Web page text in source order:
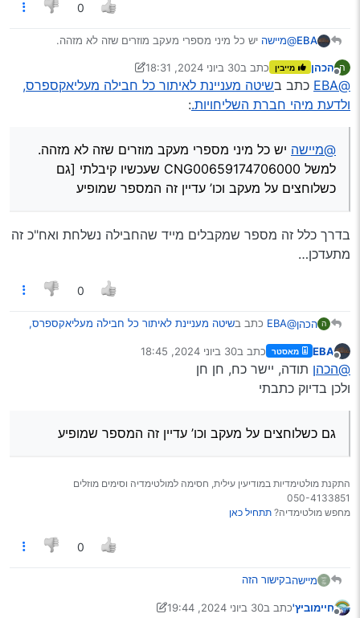
0
EBA@מיישה יש כל מיני מספרי מעקב מוזרים שזה לא מזהה.
על מעקב וכו’ עדיין זה המספר שמופיע
ה
מנותק
הכהן מייבין כתב ב30 ביוני 2024, 18:31
נערך לאחרונה על ידי הכהן
@EBA כתב בשיטה מעניינת לאיתור כל חבילה מעליאקספרס,
ולדעת מיהי חברת השליחויות.:
@מיישה יש כל מיני מספרי מעקב מוזרים שזה לא מזהה.
למשל CNG00659174706000 שעכשיו קיבלתי [גם
כשלוחצים על מעקב וכו’ עדיין זה המספר שמופיע
בדרך כלל זה מספר שמקבלים מייד שהחבילה נשלחת ואח"כ זה
מתעדכן…
0
ה הכהן@EBA כתב בשיטה מעניינת לאיתור כל חבילה מעליאקספרס,
@מיישהיש כל מיני מספרי מעקב מוזרים שזה לא מזהה.
בדרך כלל זה מספר שמקבלים מייד שהחבילה נשלחת ואח"כ זה
מנותק
EBA מאסטר כתב ב30 ביוני 2024, 18:45
נערך לאחרונה על ידי
@הכהן תודה, יישר כח, חן חן
ולכן בדיוק כתבתי
גם כשלוחצים על מעקב וכו’ עדיין זה המספר שמופיע
התקנת מולטימדיות במודיעין עילית, חסימה למולטימדיה וסימים מוזלים
050-4133851
מחפש מולטימדיה? תתחיל כאן
0
מיישהבקישור הזה
תוכלו למצוא כל חבילה, בעיקר במולטימדיות לפעמים החבילהחיימוביץ'כתב ב30 ביוני 2024, 19:44
נערך לאחרונה על ידי חיימוביץ'